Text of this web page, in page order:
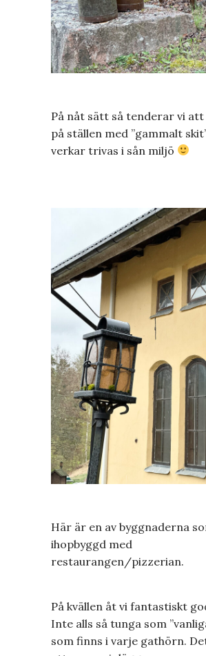
På nåt sätt så tenderar vi att
på ställen med ”gammalt
verkar trivas i sån miljö
Här är en av byggnaderna
ihopbyggd med
restaurangen/pizzerian.
På kvällen åt vi fantastiskt
Inte alls så tunga som
som finns i varje gathörn.